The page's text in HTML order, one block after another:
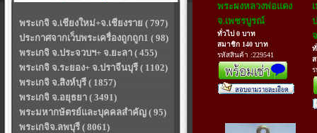
พระเกจิ จ.เชียงใหม่+จ.เชียงราย ( 797)
ประกาศจากเว็บพระเครื่องถูกถูก1 ( 98)
พระเกจิ จ.ประจวบฯ+ จ.ยะลา ( 455)
พระเกจิ จ.ระยอง+ จ.ปราจีนบุรี ( 1102)
พระเกจิ จ.สิงห์บุรี ( 1857)
พระเกจิ จ.อยุธยา ( 3491)
พระมหากษัตรย์และบุคคลสำคัญ ( 95)
พระเกจิจ.ลพบุรี ( 8061)
พระผงหลวงพ่อแดง
จ.เพชรบูรณ์
ทั่วไป 0 บาท
สมาชิก 140 บาท
รหัสสินค้า :229541